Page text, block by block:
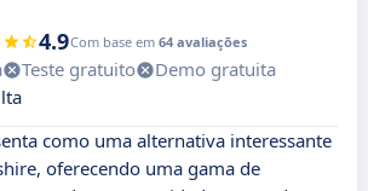
4.9Com base em 64 avaliações
Teste gratuito
Demo gratuita
como uma alternativa interessante
oferecendo uma gama de